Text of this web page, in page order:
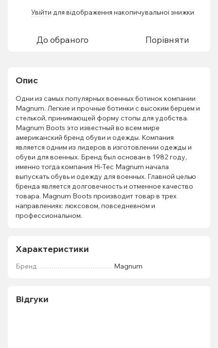
Увійти для відображення накопичувальної знижки
До обраного Порівняти
Опис
Одни из самых популярных военных ботинок компании
Magnum. Легкие и прочные ботинки с высоким берцем и
стелькой, принимающей форму стопы для удобства.
Magnum Boots это известный во всем мире
американский бренд обуви и одежды. Компания
является одним из лидеров в изготовлении одежды и
обуви для военных. Бренд был основан в 1982 году,
именно тогда компания Hi-Teс Magnum начала
выпускать обувь и одежду для военных. Главной целью
бренда является долговечность и отменное качество
товара. Magnum Boots производит товар в трех
направлениях: люксовом, повседневном и
профессиональном.
Характеристики
Бренд Magnum
Відгуки